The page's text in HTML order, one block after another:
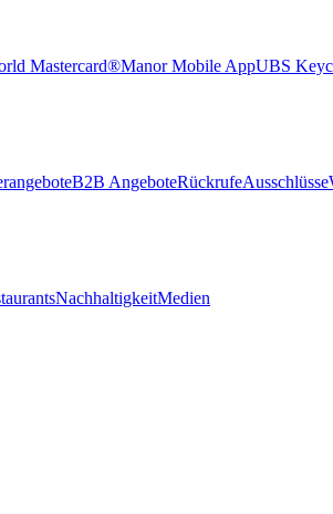
Mastercard®Manor Mobile AppUBS
B2B AngeboteRückrufeAusschlüsse
NachhaltigkeitMedien